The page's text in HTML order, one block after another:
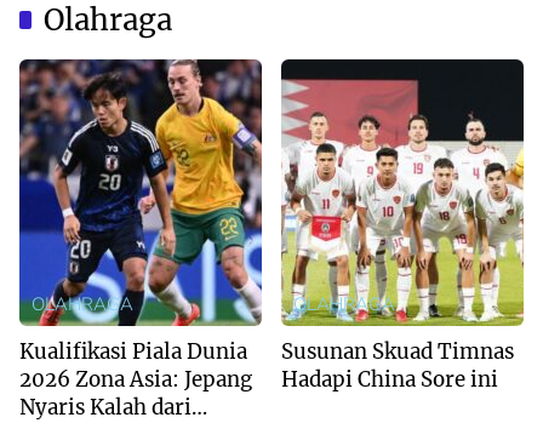
Olahraga
OLAHRAGA
Kualifikasi Piala Dunia
2026 Zona Asia: Jepang
Nyaris Kalah dari
OLAHRAGA
Susunan Skuad Timnas
Hadapi China Sore ini